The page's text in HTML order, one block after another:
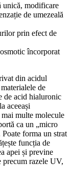
unică, modificare
de umezeală
prin efect de
încorporat
din acidul
de
de acid hialuronic
aceeași
multe molecule
ca un „micro
forma un strat
funcția de
apei și previne
precum razele UV,